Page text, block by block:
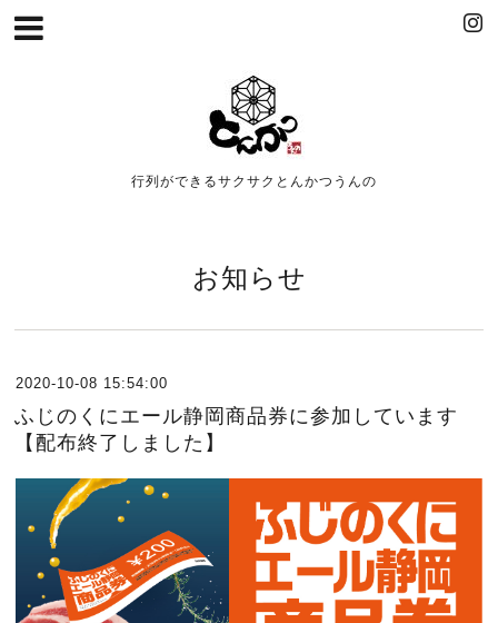
行列ができるサクサクとんかつうんの
お知らせ
2020-10-08 15:54:00
ふじのくにエール静岡商品券に参加しています
【配布終了しました】